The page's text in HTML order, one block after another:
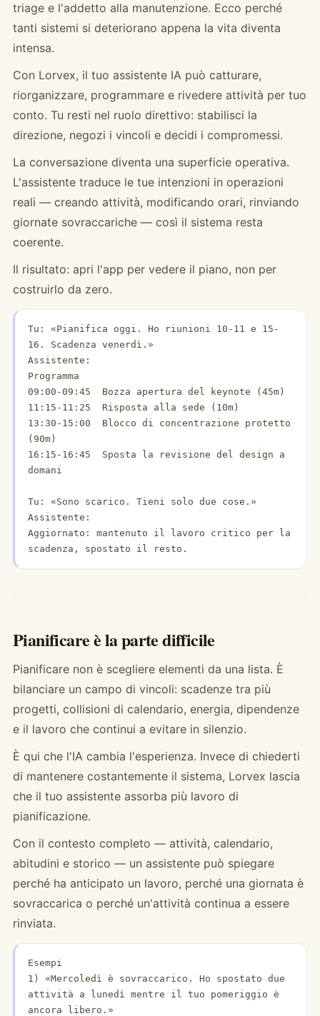
triage e l'addetto alla manutenzione. Ecco perché
tanti sistemi si deteriorano appena la vita diventa
intensa.
Con Lorvex, il tuo assistente IA può catturare,
riorganizzare, programmare e rivedere attività per tuo
conto. Tu resti nel ruolo direttivo: stabilisci la
direzione, negozi i vincoli e decidi i compromessi.
La conversazione diventa una superficie operativa.
L'assistente traduce le tue intenzioni in operazioni
reali — creando attività, modificando orari, rinviando
giornate sovraccariche — così il sistema resta
coerente.
Il risultato: apri l'app per vedere il piano, non per
costruirlo da zero.
Tu: «Pianifica oggi. Ho riunioni 10-11 e 15-
16. Scadenza venerdì.»
Assistente:
Programma
09:00-09:45  Bozza apertura del keynote (45m)
11:15-11:25  Risposta alla sede (10m)
13:30-15:00  Blocco di concentrazione protetto
(90m)
16:15-16:45  Sposta la revisione del design a
domani
Tu: «Sono scarico. Tieni solo due cose.»
Assistente:
Aggiornato: mantenuto il lavoro critico per la
scadenza, spostato il resto.
Pianificare è la parte difficile
Pianificare non è scegliere elementi da una lista. È
bilanciare un campo di vincoli: scadenze tra più
progetti, collisioni di calendario, energia, dipendenze
e il lavoro che continui a evitare in silenzio.
È qui che l'IA cambia l'esperienza. Invece di chiederti
di mantenere costantemente il sistema, Lorvex lascia
che il tuo assistente assorba più lavoro di
pianificazione.
Con il contesto completo — attività, calendario,
abitudini e storico — un assistente può spiegare
perché ha anticipato un lavoro, perché una giornata è
sovraccarica o perché un'attività continua a essere
rinviata.
Esempi
1) «Mercoledì è sovraccarico. Ho spostato due
attività a lunedì mentre il tuo pomeriggio è
ancora libero.»